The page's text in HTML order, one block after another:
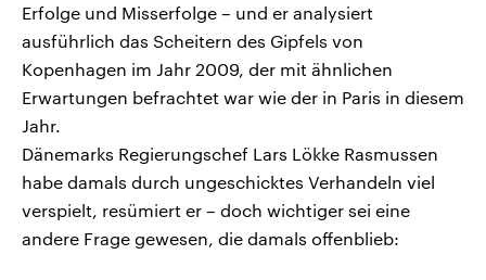
Erfolge und Misserfolge – und er analysiert
ausführlich das Scheitern des Gipfels von
Kopenhagen im Jahr 2009, der mit ähnlichen
Erwartungen befrachtet war wie der in Paris in diesem
Jahr.
Dänemarks Regierungschef Lars Lökke Rasmussen
habe damals durch ungeschicktes Verhandeln viel
verspielt, resümiert er – doch wichtiger sei eine
andere Frage gewesen, die damals offenblieb: